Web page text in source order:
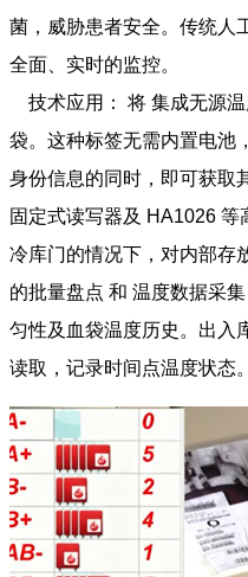
菌，威胁患者安全。传统人
全面、实时的监控。
技术应用： 将 集成无源温
袋。这种标签无需内置电池
身份信息的同时，即可获取
固定式读写器及 HA1026
冷库门的情况下，对内部存
的批量盘点 和 温度数据采
匀性及血袋温度历史。出入
读取，记录时间点温度状态。